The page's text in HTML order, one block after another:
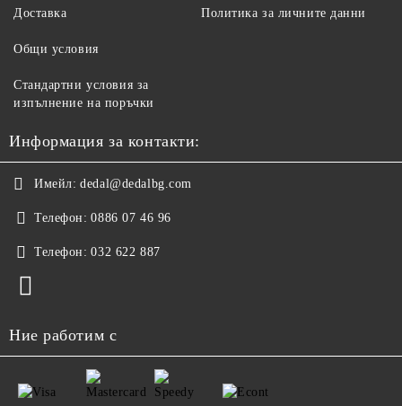
Доставка Политика за личните данни
Общи условия
Стандартни условия за
изпълнение на поръчки
Информация за контакти:
Имейл: dedal@dedalbg.com
Телефон: 0886 07 46 96
Телефон: 032 622 887
Ние работим с